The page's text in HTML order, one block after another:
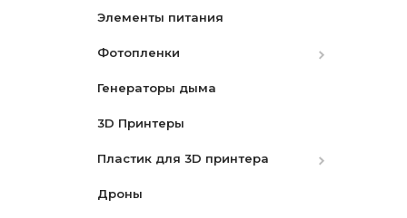
Микшеры и адаптеры
Рекордеры
Элементы питания
Фотопленки
Фотопленки Черно-Белые
Фотопленка цветная
Генераторы дыма
3D Принтеры
Пластик для 3D принтера
PLA
Дроны